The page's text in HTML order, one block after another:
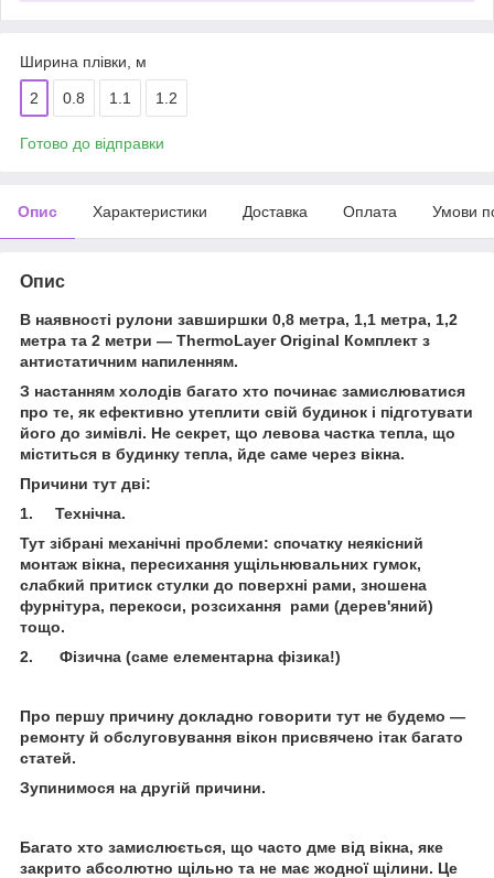
Ширина плівки, м
2 0.8 1.1 1.2
Готово до відправки
Опис Характеристики Доставка Оплата Умови
Опис
В наявності рулони завширшки 0,8 метра, 1,1 метра, 1,2
метра та 2 метри — ThermoLayer Original Комплект з
антистатичним напиленням.
З настанням холодів багато хто починає замислюватися
про те, як ефективно утеплити свій будинок і підготувати
його до зимівлі. Не секрет, що левова частка тепла, що
міститься в будинку тепла, йде саме через вікна.
Причини тут дві:
1. Технічна.
Тут зібрані механічні проблеми: спочатку неякісний
монтаж вікна, пересихання ущільнювальних гумок,
слабкий притиск стулки до поверхні рами, зношена
фурнітура, перекоси, розсихання рами (дерев'яний)
тощо.
2. Фізична (саме елементарна фізика!)
Про першу причину докладно говорити тут не будемо —
ремонту й обслуговування вікон присвячено ітак багато
статей.
Зупинимося на другій причини.
Багато хто замислюється, що часто дме від вікна, яке
закрито абсолютно щільно та не має жодної щілини. Це